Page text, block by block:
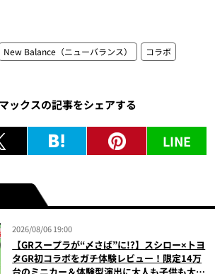
New Balance（ニューバランス）
コラボ
ックスの記事をシェアする
LINE
2026/08/06 19:00
【GRスープラが“〆さば”に!?】スシロー×トヨ
タGR初コラボをガチ体験レビュー！限定14万